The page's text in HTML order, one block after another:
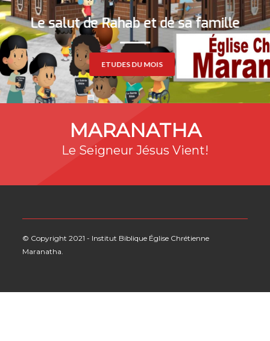
Le salut de Rahab et de sa famille
ETUDES DU MOIS
MARANATHA
Le Seigneur Jésus Vient!
© Copyright 2021 - Institut Biblique Église Chrétienne
Maranatha.